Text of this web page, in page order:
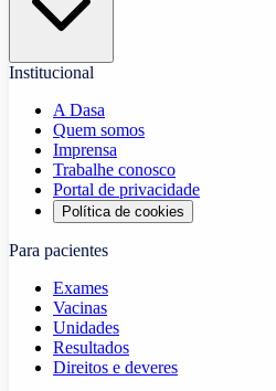
Institucional
A Dasa
Quem somos
Imprensa
Trabalhe conosco
Portal de privacidade
Política de cookies
Para pacientes
Exames
Vacinas
Unidades
Resultados
Direitos e deveres